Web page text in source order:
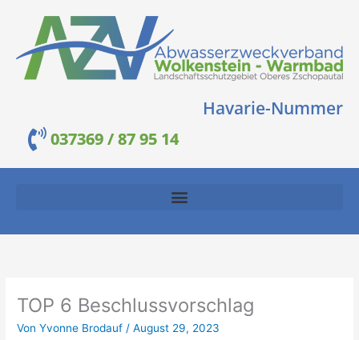
springen
Havarie-Nummer
037369 / 87 95 14
TOP 6 Beschlussvorschlag
VonYvonne Brodauf /August 29, 2023